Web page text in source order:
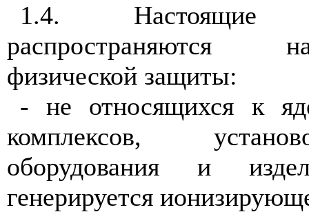
1.4.
распространяются
физической защиты:
- не относящихся к
комплексов,
оборудования и
генерируется